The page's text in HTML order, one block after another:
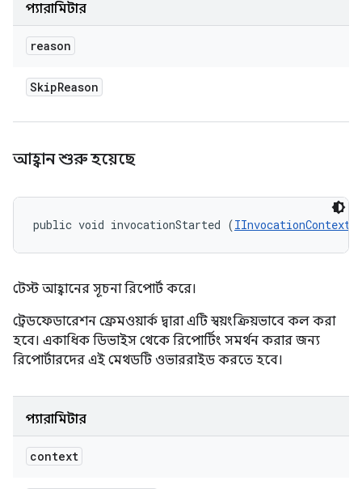
প্যারামিটার
reason
SkipReason
আহ্বান শুরু হয়েছে
public void invocationStarted (IInvocationContext
টেস্ট আহ্বানের সূচনা রিপোর্ট করে।
ট্রেডফেডারেশন ফ্রেমওয়ার্ক দ্বারা এটি স্বয়ংক্রিয়ভাবে কল করা
হবে। একাধিক ডিভাইস থেকে রিপোর্টিং সমর্থন করার জন্য
রিপোর্টারদের এই মেথডটি ওভাররাইড করতে হবে।
প্যারামিটার
context